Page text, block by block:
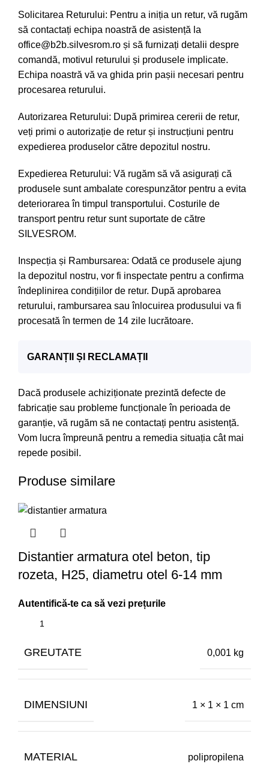
Solicitarea Returului: Pentru a iniția un retur, vă rugăm
să contactați echipa noastră de asistență la
office@b2b.silvesrom.ro și să furnizați detalii despre
comandă, motivul returului și produsele implicate.
Echipa noastră vă va ghida prin pașii necesari pentru
procesarea returului.
Autorizarea Returului: După primirea cererii de retur,
veți primi o autorizație de retur și instrucțiuni pentru
expedierea produselor către depozitul nostru.
Expedierea Returului: Vă rugăm să vă asigurați că
produsele sunt ambalate corespunzător pentru a evita
deteriorarea în timpul transportului. Costurile de
transport pentru retur sunt suportate de către
SILVESROM.
Inspecția și Rambursarea: Odată ce produsele ajung
la depozitul nostru, vor fi inspectate pentru a confirma
îndeplinirea condițiilor de retur. După aprobarea
returului, rambursarea sau înlocuirea produsului va fi
procesată în termen de 14 zile lucrătoare.
GARANȚII ȘI RECLAMAȚII
Dacă produsele achiziționate prezintă defecte de
fabricație sau probleme funcționale în perioada de
garanție, vă rugăm să ne contactați pentru asistență.
Vom lucra împreună pentru a remedia situația cât mai
repede posibil.
Produse similare
Distantier armatura otel beton, tip
rozeta, H25, diametru otel 6-14 mm
GREUTATE 0,001 kg
DIMENSIUNI 1 × 1 × 1 cm
MATERIAL polipropilena